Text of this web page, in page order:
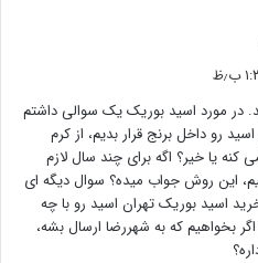
در مورد اسید بوریک یک سوالی داشتم
رو داخل برنج قرار بدیم، از کرم
یا خیر؟ اگه برای چند سال لازم
این روش جواب میده؟ سوال دیگه ای
اسید بوریک تهران اسید رو با چه
بخواهیم که به شهررضا ارسال بشه،